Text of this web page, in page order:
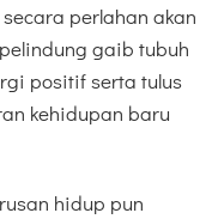
perlahan akan
gaib tubuh
positif serta tulus
kehidupan baru
hidup pun